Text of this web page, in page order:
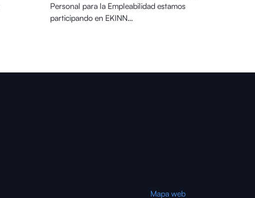
Personal para la Empleabilidad estamos
participando en EKINN…
Mapa web